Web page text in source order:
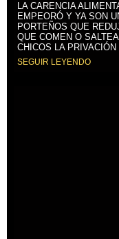
LA CARENCIA
EMPEORÓ Y YA SON
PORTEÑOS QUE
QUE COMEN O
CHICOS LA
SEGUIR LEYENDO